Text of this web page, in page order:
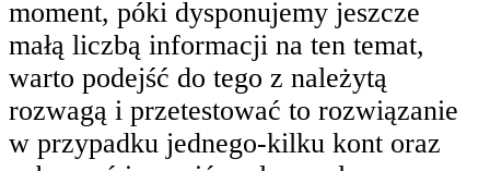
moment, póki dysponujemy jeszcze
małą liczbą informacji na ten temat,
warto podejść do tego z należytą
rozwagą i przetestować to rozwiązanie
w przypadku jednego-kilku kont oraz